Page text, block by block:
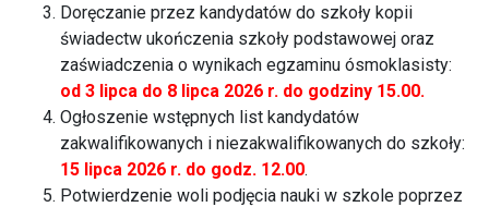
Doręczanie przez kandydatów do szkoły kopii
świadectw ukończenia szkoły podstawowej oraz
zaświadczenia o wynikach egzaminu ósmoklasisty:
od 3 lipca do 8 lipca 2026 r. do godziny 15.00.
Ogłoszenie wstępnych list kandydatów
zakwalifikowanych i niezakwalifikowanych do szkoły:
15 lipca 2026 r. do godz. 12.00.
Potwierdzenie woli podjęcia nauki w szkole poprzez